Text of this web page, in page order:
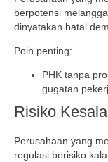
berpotensi
dinyatakan batal
Poin penting:
PHK tanpa
gugatan
Risiko
Perusahaan yang
regulasi berisiko